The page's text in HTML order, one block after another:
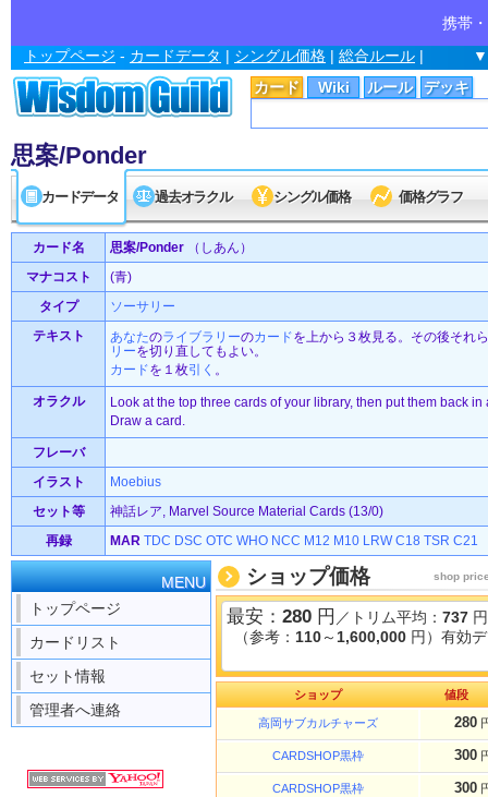
携帯
カード Wiki ルール デッキ
トップページ - カードデータ | シングル価格 | 総合ルール |
思案/Ponder
カードデータ 過去オラクル シングル価格 価格グラフ
カード名 思案/Ponder （しあん）
マナコスト
(青)
タイプ
ソーサリー
テキスト
あなたのライブラリーのカードを上から３枚見る。その後それ
リーを切り直してもよい。
カードを１枚引く 。
オラクル
Look at the top three cards of your library, then put them back in
Draw a card.
フレーバ
イラスト
Moebius
セット等
神話レア, Marvel Source Material Cards (13/0)
再録
MAR TDC DSC OTC WHO NCC M12 M10 LRW C18 TSR C21
MENU
トップページ
カードリスト
セット情報
管理者へ連絡
ショップ価格 shop
最安： 280 円 ／トリム平均： 737 円
（参考： 110～ 1,600,000 円）有効
ショップ 値段
高岡サブカルチャーズ 280
CARDSHOP黒枠 300
CARDSHOP黒枠 300